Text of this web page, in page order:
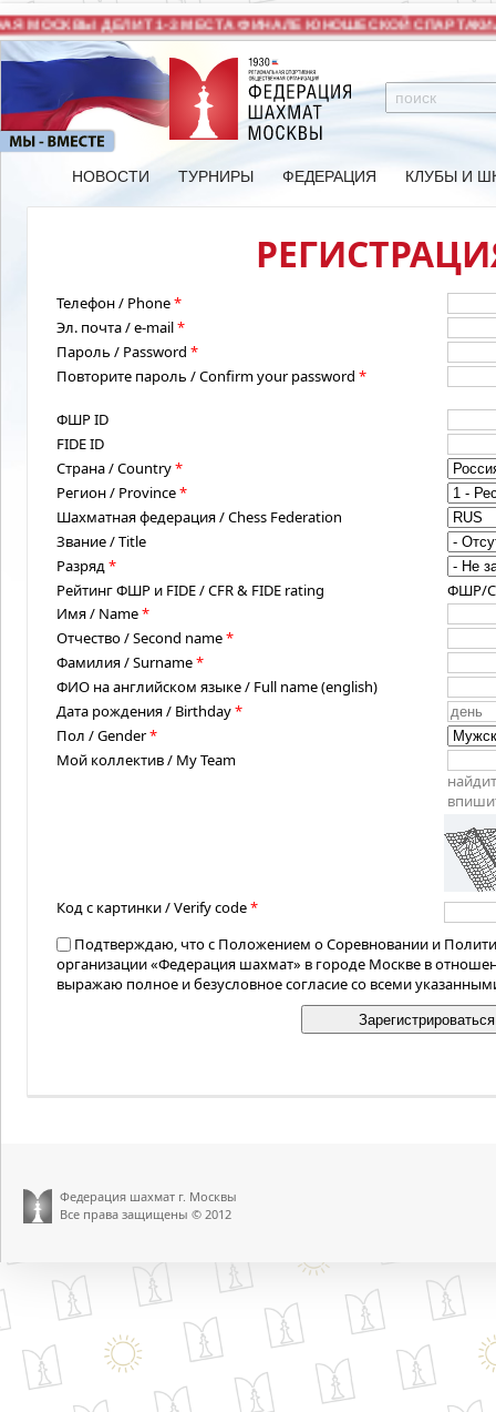
МОСКВЫ ДЕЛИТ 1-3 МЕСТА ФИНАЛЕ ЮНОШЕСКОЙ
НОВОСТИ ТУРНИРЫ ФЕДЕРАЦИЯ КЛУБЫ И
Телефон / Phone*
Эл. почта / e-mail*
Пароль / Password *
Повторите пароль / Confirm your password *
ФШР ID
FIDE ID
Страна / Country*
Регион / Province*
Шахматная федерация / Chess Federation
Звание / Title
Разряд*
Рейтинг ФШР и FIDE / CFR & FIDE rating
ФШР/
Имя / Name*
Отчество / Second name*
Фамилия / Surname*
ФИО на английском языке / Full name (english)
Дата рождения / Birthday*
Пол / Gender*
Мой коллектив / My Team
Код с картинки / Verify code*
Подтверждаю, что с Положением о Соревновании и
организации «Федерация шахмат» в городе Москве в
выражаю полное и безусловное согласие со всеми
Федерация шахмат г. Москвы
Все права защищены © 2012